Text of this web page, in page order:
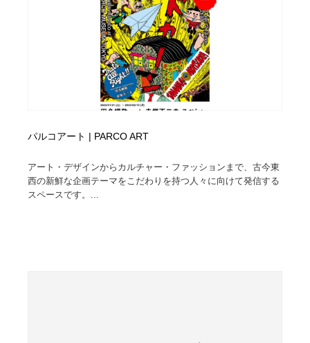
パルコアート | PARCO ART
アート・デザインからカルチャー・ファッションまで、古今東
西の新鮮な企画テーマをこだわりを持つ人々に向けて発信する
スペースです。...